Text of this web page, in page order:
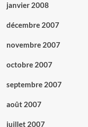
janvier 2008
décembre 2007
novembre 2007
octobre 2007
septembre 2007
août 2007
juillet 2007